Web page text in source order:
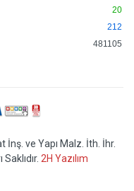
20
212
481105
ve Yapı Malz. İth. İhr.
2H Yazılım